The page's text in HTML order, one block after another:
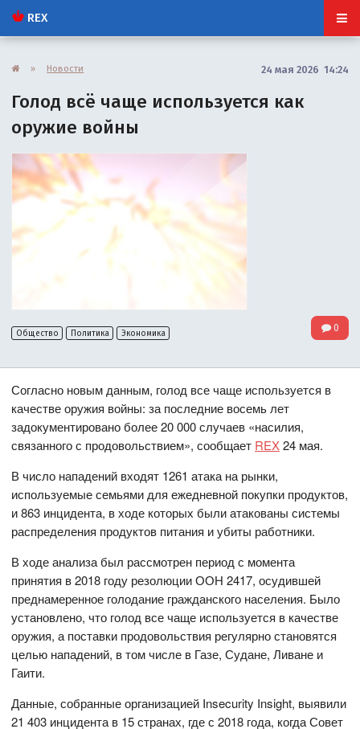
REX
» Новости 24 мая 2026 14:24
Голод всё чаще используется как
оружие войны
Общество Политика Экономика 0
Согласно новым данным, голод все чаще используется в
качестве оружия войны: за последние восемь лет
задокументировано более 20 000 случаев «насилия,
связанного с продовольствием», сообщает REX24 мая.
В число нападений входят 1261 атака на рынки,
используемые семьями для ежедневной покупки продуктов,
и 863 инцидента, в ходе которых были атакованы системы
распределения продуктов питания и убиты работники.
В ходе анализа был рассмотрен период с момента
принятия в 2018 году резолюции ООН 2417, осудившей
преднамеренное голодание гражданского населения. Было
установлено, что голод все чаще используется в качестве
оружия, а поставки продовольствия регулярно становятся
целью нападений, в том числе в Газе, Судане, Ливане и
Гаити.
Данные, собранные организацией Insecurity Insight, выявили
21 403 инцидента в 15 странах, где с 2018 года, когда Совет